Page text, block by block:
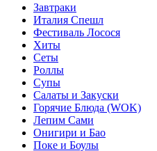
Завтраки
Италия Спешл
Фестиваль Лосося
Хиты
Сеты
Роллы
Супы
Салаты и Закуски
Горячие Блюда (WOK)
Лепим Сами
Онигири и Бао
Поке и Боулы